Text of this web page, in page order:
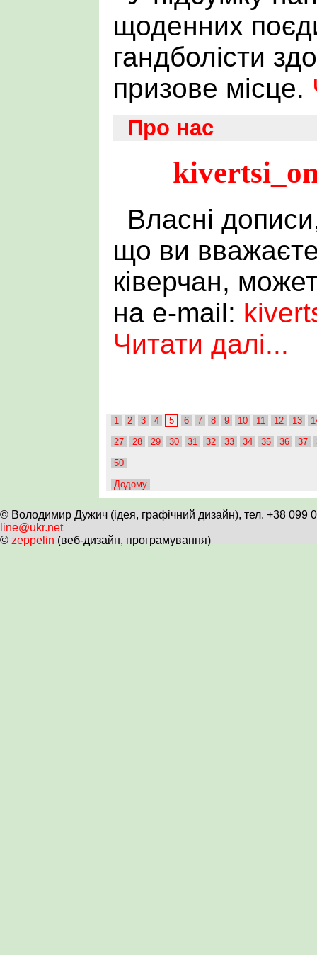
щоденних
гандболісти
призове місце.
Про нас
Власні
що ви
ківерчан,
на e-mail:
Читати далі...
1 2 3 4 5 6 7 8 9 10 11 12 13
27
28 29 30 31 32 33 34 35 36 37
50
Додому
© Володимир Дужич (ідея, графічний дизайн), тел. +38 099
line@ukr.net
© zeppelin (веб-дизайн, програмування)